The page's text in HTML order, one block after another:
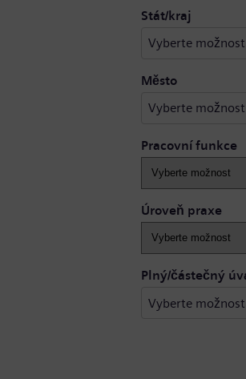
Stát/krajVyberte
Vyberte možnost
MěstoVyberte
Vyberte možnost
Pracovní funkce
Úroveň praxe
Plný/částečný